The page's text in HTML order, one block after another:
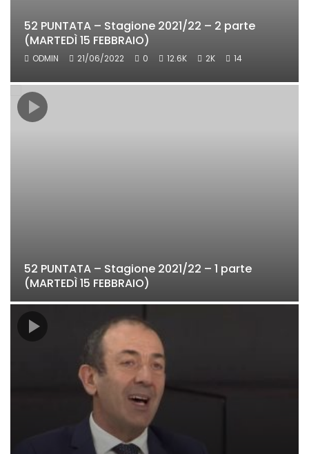
52 PUNTATA – Stagione 2021/22 – 2 parte
(MARTEDÌ 15 FEBBRAIO)
ODMIN 21/06/2022 0 12.6K 2K 14
52 PUNTATA – Stagione 2021/22 – 1 parte
(MARTEDÌ 15 FEBBRAIO)